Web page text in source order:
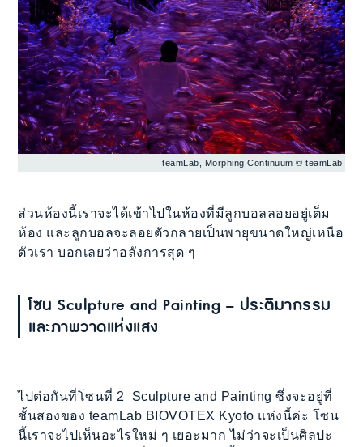
teamLab, Morphing Continuum © teamLab
ส่วนห้องนี้เราจะได้เข้าไปในห้องที่มีลูกบอลลอยอยู่เต็ม
ห้อง และลูกบอลจะลอยตัวกลายเป็นพายุขนาดใหญ่เหนือ
ตัวเรา บอกเลยว่าอลังการสุด ๆ
โซน Sculpture and Painting – ประติมากรรม
และภาพวาดแห่งแสง
ไปต่อกันที่โซนที่ 2 Sculpture and Painting ซึ่งจะอยู่ที่
ชั้นสองของ teamLab BIOVOTEX Kyoto แห่งนี้ค่ะ โซน
นี้เราจะไปเห็นอะไรใหม่ ๆ เยอะมาก ไม่ว่าจะเป็นศิลปะ